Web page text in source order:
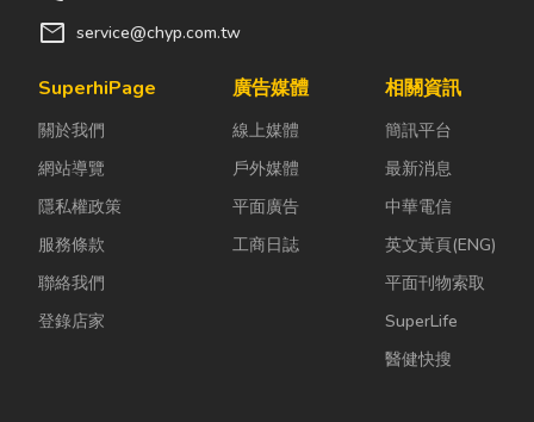
mail service@chyp.com.tw
SuperhiPage
關於我們
網站導覽
隱私權政策
服務條款
聯絡我們
登錄店家
廣告媒體
線上媒體
戶外媒體
平面廣告
工商日誌
相關資訊
簡訊平台
最新消息
中華電信
英文黃頁(ENG)
平面刊物索取
SuperLife
醫健快搜